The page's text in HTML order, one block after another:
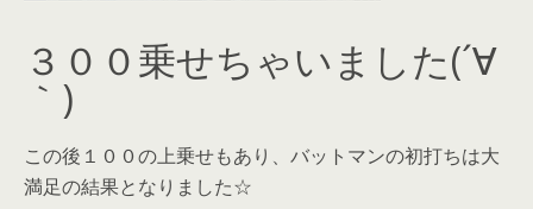
３００乗せちゃいました(´∀
｀)
この後１００の上乗せもあり、バットマンの初打ちは大
満足の結果となりました☆